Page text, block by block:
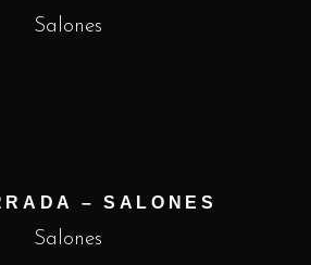
Salones
– SALONES
Salones